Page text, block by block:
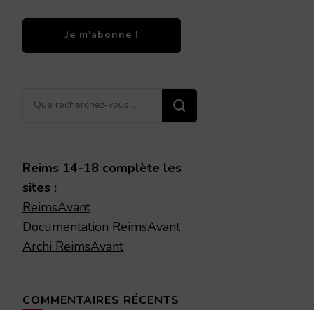
Vous
Reims 14-18 complète les
sites :
ReimsAvant
Documentation ReimsAvant
Archi ReimsAvant
COMMENTAIRES RÉCENTS